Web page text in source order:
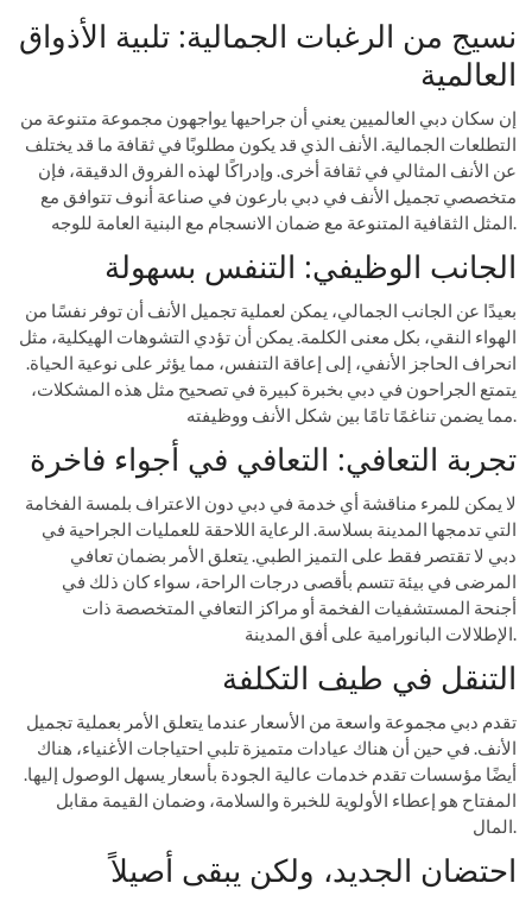
نسيج من الرغبات الجمالية: تلبية الأذواق
العالمية
إن سكان دبي العالميين يعني أن جراحيها يواجهون مجموعة متنوعة من
التطلعات الجمالية. الأنف الذي قد يكون مطلوبًا في ثقافة ما قد يختلف
عن الأنف المثالي في ثقافة أخرى. وإدراكًا لهذه الفروق الدقيقة، فإن
متخصصي تجميل الأنف في دبي بارعون في صناعة أنوف تتوافق مع
المثل الثقافية المتنوعة مع ضمان الانسجام مع البنية العامة للوجه.
الجانب الوظيفي: التنفس بسهولة
بعيدًا عن الجانب الجمالي، يمكن لعملية تجميل الأنف أن توفر نفسًا من
الهواء النقي، بكل معنى الكلمة. يمكن أن تؤدي التشوهات الهيكلية، مثل
انحراف الحاجز الأنفي، إلى إعاقة التنفس، مما يؤثر على نوعية الحياة.
يتمتع الجراحون في دبي بخبرة كبيرة في تصحيح مثل هذه المشكلات،
مما يضمن تناغمًا تامًا بين شكل الأنف ووظيفته.
تجربة التعافي: التعافي في أجواء فاخرة
لا يمكن للمرء مناقشة أي خدمة في دبي دون الاعتراف بلمسة الفخامة
التي تدمجها المدينة بسلاسة. الرعاية اللاحقة للعمليات الجراحية في
دبي لا تقتصر فقط على التميز الطبي. يتعلق الأمر بضمان تعافي
المرضى في بيئة تتسم بأقصى درجات الراحة، سواء كان ذلك في
أجنحة المستشفيات الفخمة أو مراكز التعافي المتخصصة ذات
الإطلالات البانورامية على أفق المدينة.
التنقل في طيف التكلفة
تقدم دبي مجموعة واسعة من الأسعار عندما يتعلق الأمر بعملية تجميل
الأنف. في حين أن هناك عيادات متميزة تلبي احتياجات الأغنياء، هناك
أيضًا مؤسسات تقدم خدمات عالية الجودة بأسعار يسهل الوصول إليها.
المفتاح هو إعطاء الأولوية للخبرة والسلامة، وضمان القيمة مقابل
المال.
احتضان الجديد، ولكن يبقى أصيلاً